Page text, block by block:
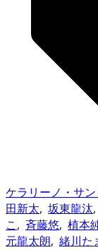
ケラリーノ・サ
田新太, 坂東龍汰,
こ, 斉藤悠, 植本
元龍太朗, 緒川た